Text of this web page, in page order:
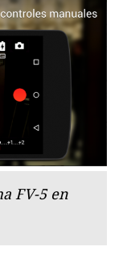
FV-5 en